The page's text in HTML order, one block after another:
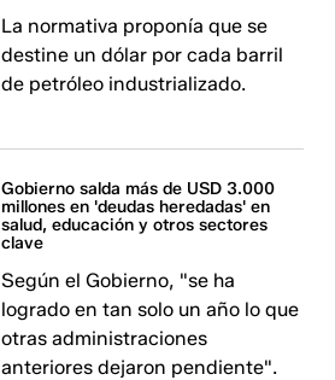
La normativa proponía que se
destine un dólar por cada barril
de petróleo industrializado.
Gobierno salda más de USD 3.000
millones en 'deudas heredadas' en
salud, educación y otros sectores
clave
Según el Gobierno, "se ha
logrado en tan solo un año lo que
otras administraciones
anteriores dejaron pendiente".